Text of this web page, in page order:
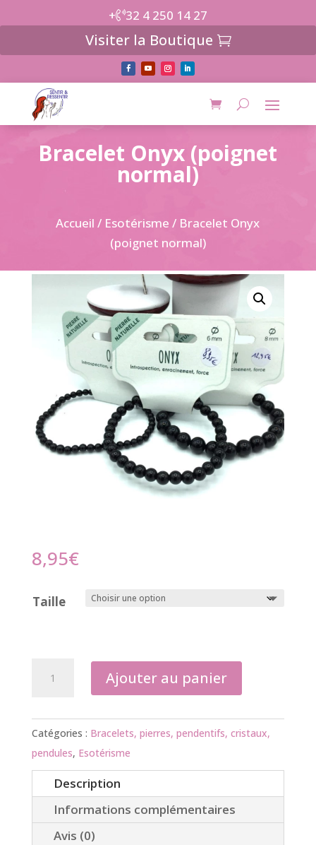
+ 32 4 250 14 27
Visiter la Boutique
Bracelet Onyx (poignet
normal)
Accueil / Esotérisme / Bracelet Onyx
(poignet normal)
8,95€
Taille
Onyx
(poignet
normal)
Ajouter au panier
Catégories : Bracelets, pierres, pendentifs, cristaux,
pendules, Esotérisme
Description
Informations complémentaires
Avis (0)